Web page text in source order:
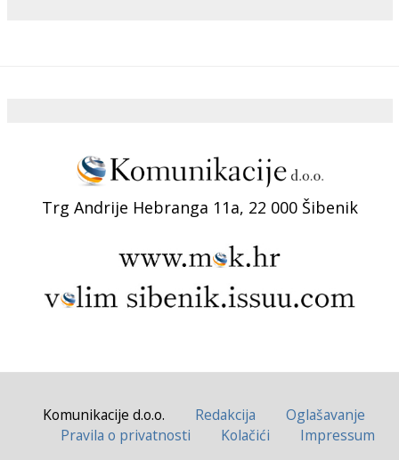
Trg Andrije Hebranga 11a, 22 000 Šibenik
Komunikacije d.o.o. Redakcija
Oglašavanje
Pravila o privatnosti
Kolačići
Impressum